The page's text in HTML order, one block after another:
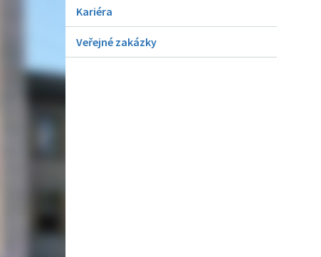
Kariéra
Veřejné zakázky